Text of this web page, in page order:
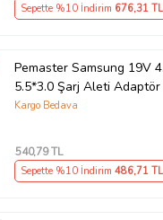
Sepette %10 İndirim 676,31 TL
Pemaster Samsung 19V 4.74A
5.5*3.0 Şarj Aleti
Kargo Bedava
540,79 TL
Sepette %10 İndirim 486,71 TL